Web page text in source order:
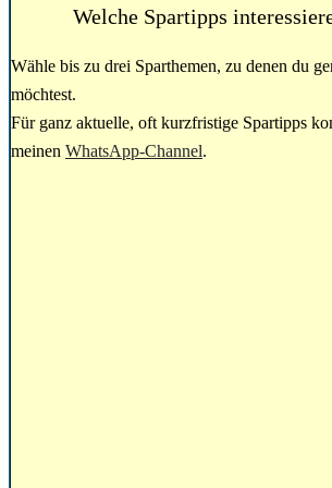
Welche Spartipps
Wähle bis zu drei Sparthemen, zu denen du
möchtest.
Für ganz aktuelle, oft kurzfristige Spartipps
meinen WhatsApp-Channel.